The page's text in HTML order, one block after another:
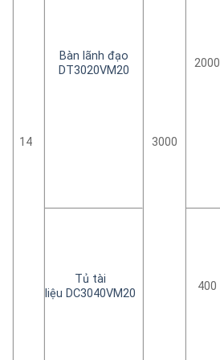
14
Bàn lãnh đạo
DT3020VM20
3000
2000
Tủ tài
liệu DC3040VM20
400